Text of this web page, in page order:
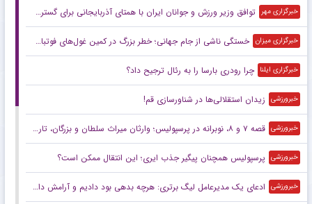
خبرگزاری مهر توافق وزیر ورزش و جوانان ایران با همتای آذربایجانی برای گسترش همکاری
خبرگزاری میزان خستگی ناشی از جام جهانی؛ خطر بزرگ در کمین غول‌های فوتبال اروپا
خبرگزاری ایلنا چرا رودری بارسا را به رئال ترجیح داد؟
خبرورزشی زیدان استقلالی‌ها در شناورسازی قم!
خبرورزشی قصه ۷ و ۸، نوبرانه در پرسپولیس؛ وارثان میراث سلطان و بزرگان، تاریخ‌ساز می‌شوند یا قربانی تاریخ؟
خبرورزشی پرسپولیس همچنان پیگیر جذب ایری؛ این انتقال ممکن است؟
خبرورزشی ادعای یک مدیرعامل لیگ برتری: هرچه بدهی بود دادیم و آرامش داریم